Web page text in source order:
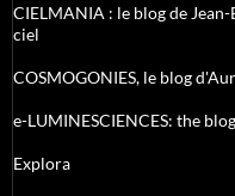
CIELMANIA : le blog de
ciel
COSMOGONIES, le blog
e-LUMINESCIENCES: the
Explora